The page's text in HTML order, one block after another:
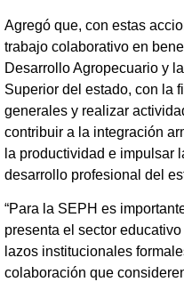
Agregó que, con estas
trabajo colaborativo en
Desarrollo Agropecuario y
Superior del estado, con la
generales y realizar
contribuir a la integración
la productividad e impulsar
desarrollo profesional del
“Para la SEPH es
presenta el sector
lazos institucionales
colaboración que